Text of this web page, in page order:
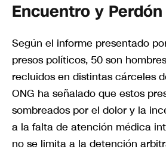
Encuentro y Perdón
Según el informe presentado
presos políticos, 50 son
recluidos en distintas cárceles
ONG ha señalado que estos
sombreados por el dolor y la
a la falta de atención médica
no se limita a la detención